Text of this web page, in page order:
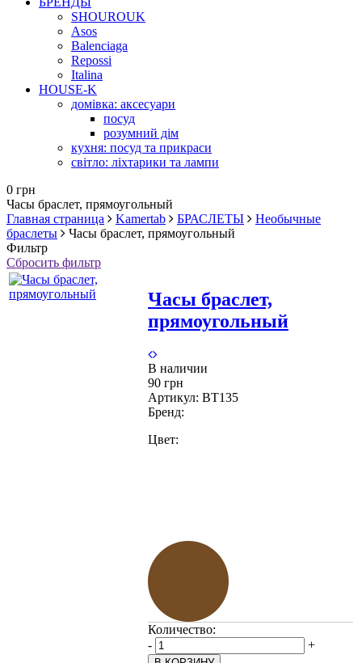
SHOUROUK
Asos
Balenciaga
Repossi
Italina
HOUSE-K
домівка: аксесуари
посуд
розумний дім
кухня: посуд та прикраси
світло: ліхтарики та лампи
0 грн
Часы браслет, прямоугольный
Главная страница
Kamertab БРАСЛЕТЫ
Необычные
браслеты
Часы браслет, прямоугольный
Фильтр
Сбросить фильтр
Часы браслет,
прямоугольный
В наличии
90 грн
Артикул: BT135
Бренд:
Цвет:
Количество:
-
+